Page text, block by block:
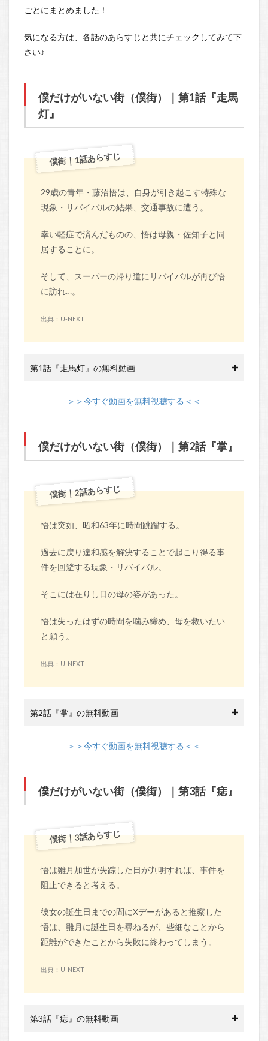
ごとにまとめました！
気になる方は、各話のあらすじと共にチェックしてみて下
さい♪
僕だけがいない街（僕街）｜第1話『走馬
灯』
僕街｜1話あらすじ
29歳の青年・藤沼悟は、自身が引き起こす特殊な
現象・リバイバルの結果、交通事故に遭う。
幸い軽症で済んだものの、悟は母親・佐知子と同
居することに。
そして、スーパーの帰り道にリバイバルが再び悟
に訪れ…。
出典：U-NEXT
第1話『走馬灯』の無料動画
＞＞今すぐ動画を無料視聴する＜＜
僕だけがいない街（僕街）｜第2話『掌』
僕街｜2話あらすじ
悟は突如、昭和63年に時間跳躍する。
過去に戻り違和感を解決することで起こり得る事
件を回避する現象・リバイバル。
そこには在りし日の母の姿があった。
悟は失ったはずの時間を噛み締め、母を救いたい
と願う。
出典：U-NEXT
第2話『掌』の無料動画
＞＞今すぐ動画を無料視聴する＜＜
僕だけがいない街（僕街）｜第3話『痣』
僕街｜3話あらすじ
悟は雛月加世が失踪した日が判明すれば、事件を
阻止できると考える。
彼女の誕生日までの間にXデーがあると推察した
悟は、雛月に誕生日を尋ねるが、些細なことから
距離ができたことから失敗に終わってしまう。
出典：U-NEXT
第3話『痣』の無料動画